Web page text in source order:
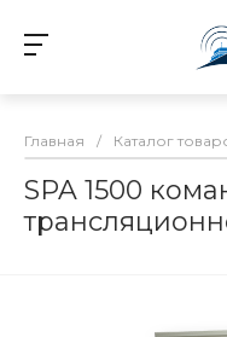
Главная / Каталог
SPA 1500